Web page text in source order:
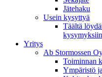
Jätehaku
Usein kysyttyä
Täältä
kysymyksiin
Yritys
Ab Stormossen
Toiminnan
Ympäristö